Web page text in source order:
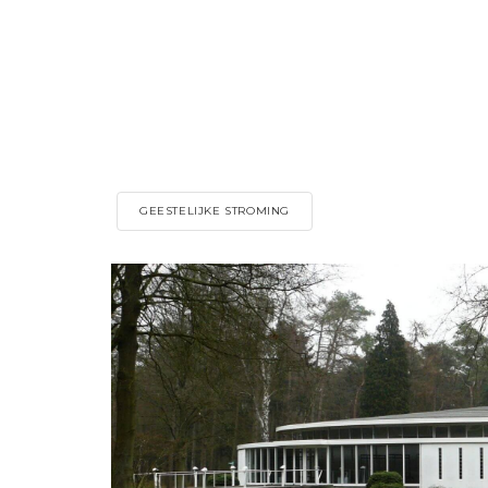
GEESTELIJKE STROMING